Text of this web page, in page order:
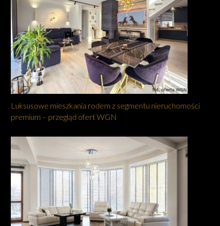
Luksusowe mieszkania rodem z segmentu nieruchomości
premium – przegląd ofert WGN